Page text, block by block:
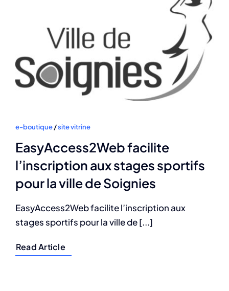
e-boutique/site vitrine
EasyAccess2Web facilite
l’inscription aux stages sportifs
pour la ville de Soignies
EasyAccess2Web facilite l’inscription aux
stages sportifs pour la ville de [...]
Read Article